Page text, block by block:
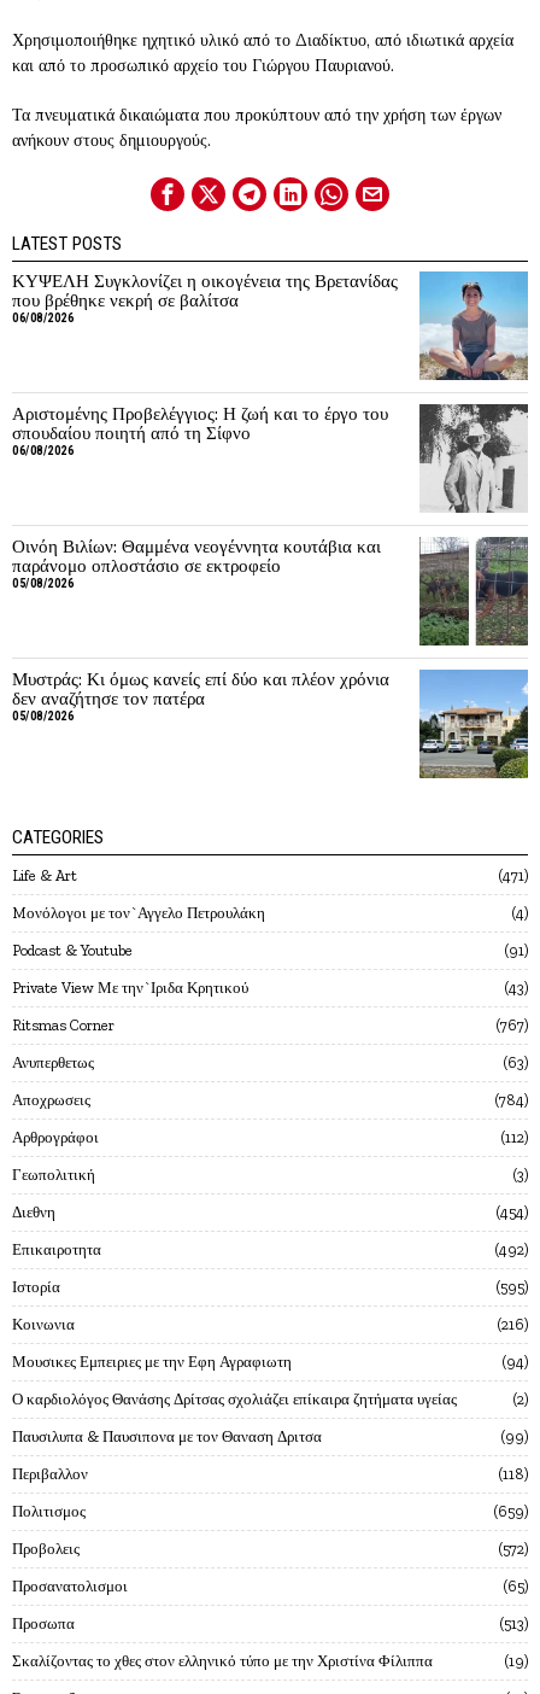
Χρησιμοποιήθηκε ηχητικό υλικό από το Διαδίκτυο, από ιδιωτικά αρχεία
και από το προσωπικό αρχείο του Γιώργου Παυριανού.
Τα πνευματικά δικαιώματα που προκύπτουν από την χρήση των έργων
ανήκουν στους δημιουργούς.
LATEST POSTS
ΚΥΨΕΛΗ Συγκλονίζει η οικογένεια της Βρετανίδας
που βρέθηκε νεκρή σε βαλίτσα
06/08/2026
Αριστομένης Προβελέγγιος: Η ζωή και το έργο του
σπουδαίου ποιητή από τη Σίφνο
06/08/2026
Οινόη Βιλίων: Θαμμένα νεογέννητα κουτάβια και
παράνομο οπλοστάσιο σε εκτροφείο
05/08/2026
Μυστράς: Κι όμως κανείς επί δύο και πλέον χρόνια
δεν αναζήτησε τον πατέρα
05/08/2026
CATEGORIES
Life & Art 471
Mονόλογοι με τον`Αγγελο Πετρουλάκη 4
Podcast & Youtube 91
Private View Με την`Ιριδα Κρητικού 43
Ritsmas Corner 767
Ανυπερθετως 63
Αποχρωσεις 784
Αρθρογράφοι 112
Γεωπολιτική 3
Διεθνη 454
Επικαιροτητα 492
Ιστορία 595
Κοινωνια 216
Μουσικες Εμπειριες με την Εφη Αγραφιωτη 94
Ο καρδιολόγος Θανάσης Δρίτσας σχολιάζει επίκαιρα ζητήματα υγείας 2
Παυσιλυπα & Παυσιπονα με τον Θαναση Δριτσα 99
Περιβαλλον 118
Πολιτισμος 659
Προβολεις 572
Προσανατολισμοι 65
Προσωπα 513
Σκαλίζοντας το χθες στον ελληνικό τύπο με την Χριστίνα Φίλιππα 19